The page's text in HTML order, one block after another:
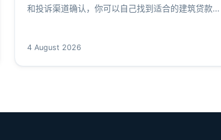
和投诉渠道确认，你可以自己找到适合的建筑贷款经
4 August 2026